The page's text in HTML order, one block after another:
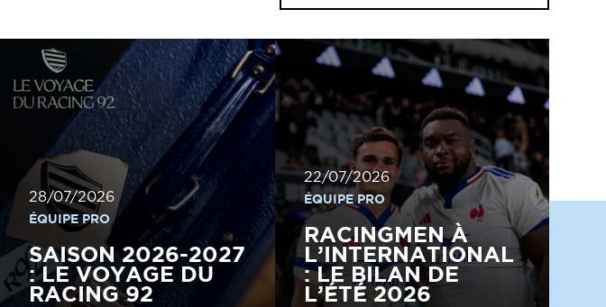
28/07/2026
ÉQUIPE PRO
SAISON 2026-2027
: LE VOYAGE DU
RACING 92
22/07/2026
ÉQUIPE PRO
RACINGMEN À
L’INTERNATIONAL
: LE BILAN DE
L’ÉTÉ 2026